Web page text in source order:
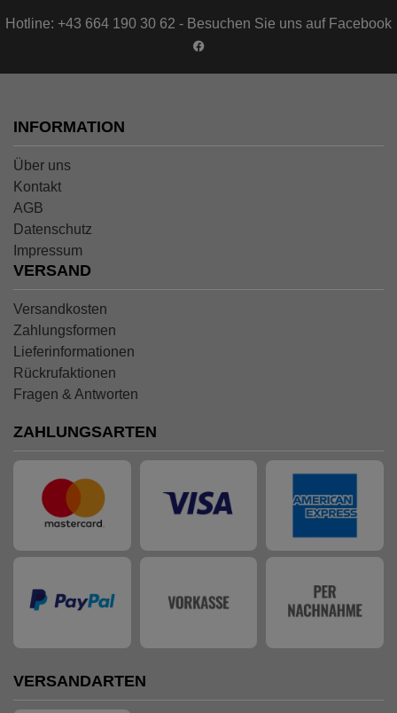
Hotline: +43 664 190 30 62 - Besuchen Sie uns auf Facebook
INFORMATION
Über uns
Kontakt
AGB
Datenschutz
Impressum
VERSAND
Versandkosten
Zahlungsformen
Lieferinformationen
Rückrufaktionen
Fragen & Antworten
ZAHLUNGSARTEN
VERSANDARTEN